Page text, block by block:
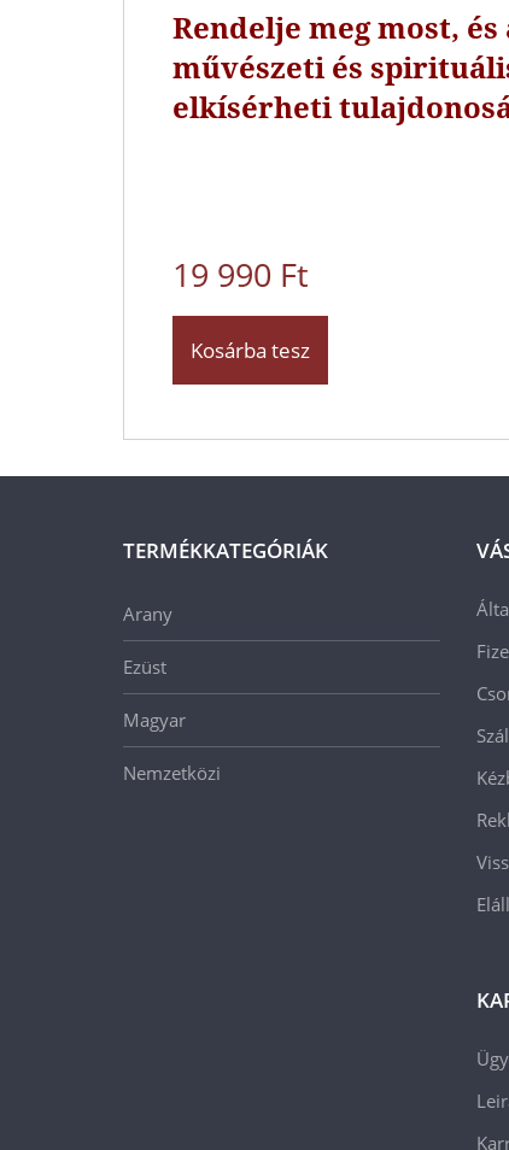
Rendelje meg most,
művészeti és
elkísérheti
19 990 Ft
Kosárba tesz
TERMÉKKATEGÓRIÁK
Arany
Ezüst
Magyar
Nemzetközi